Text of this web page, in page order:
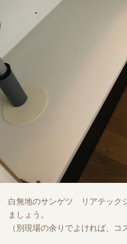
白無地のサンゲツ リアテック
ましょう。
（別現場の余りでよければ、コ